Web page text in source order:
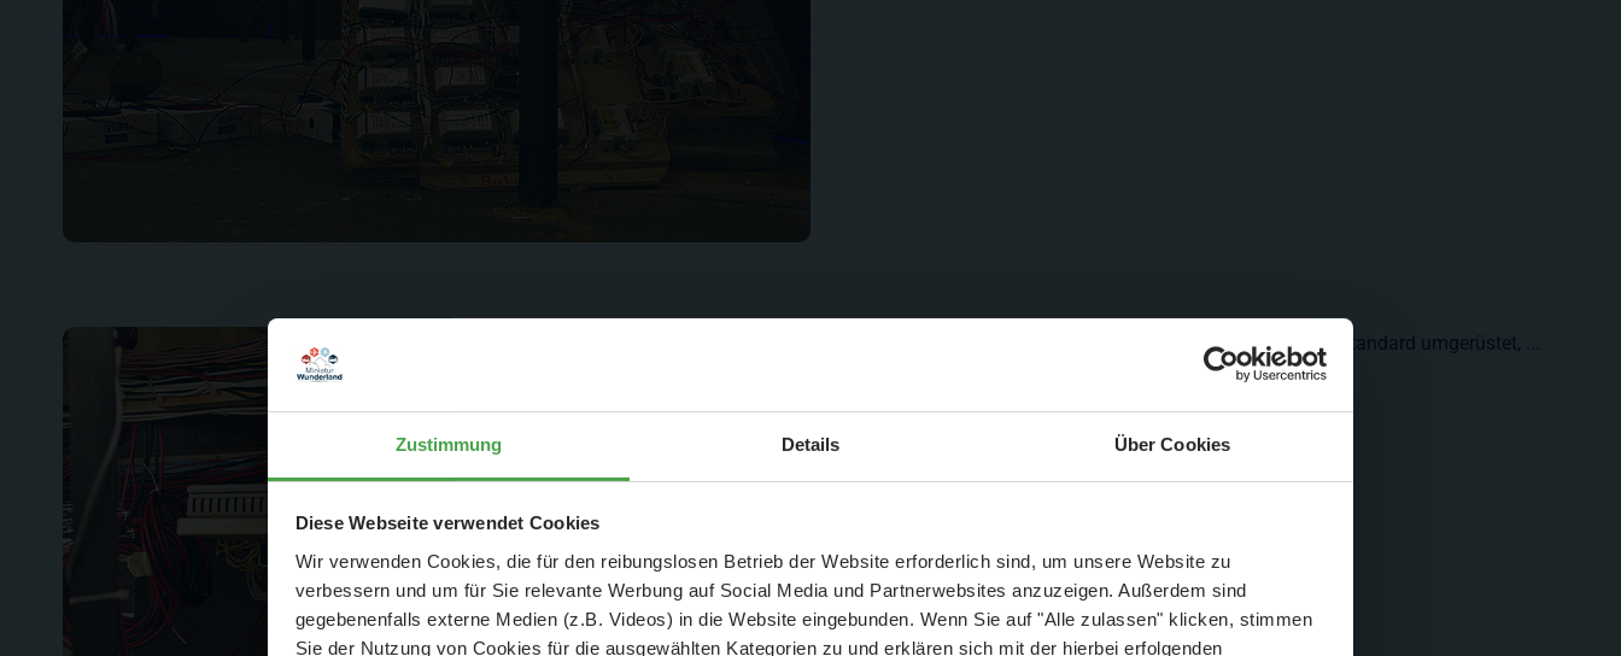
Zustimmung Details Über Cookies
Diese Webseite verwendet Cookies
Wir verwenden Cookies, die für den reibungslosen Betrieb der Website erforderlich sind, um unsere Website zu
verbessern und um für Sie relevante Werbung auf Social Media und Partnerwebsites anzuzeigen. Außerdem sind
gegebenenfalls externe Medien (z.B. Videos) in die Website eingebunden. Wenn Sie auf "Alle zulassen" klicken, stimmen
Sie der Nutzung von Cookies für die ausgewählten Kategorien zu und erklären sich mit der hierbei erfolgenden
Auch die Rückmeldung der Gleise wird auf den Miwula-Standard umgerüstet, ...
Schließen
Aktuelle Mitteilung
Der Spar-Hammer: 25 % Ersparnis bei Große Pötte & kleine Züge im August
und September - ohne Wartezeit
- Abendliche Hafenrundfahrt/Lichterfahrt 🛥️
- anschließender Wunderland-BesuchOHNEWartezeit 🚂